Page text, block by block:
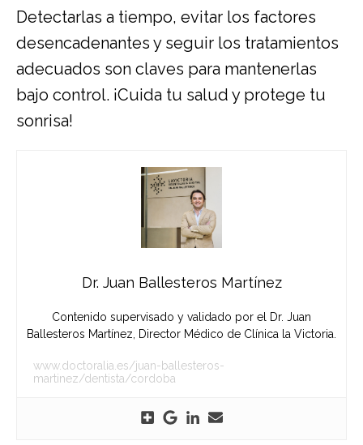
Detectarlas a tiempo, evitar los factores
desencadenantes y seguir los tratamientos
adecuados son claves para mantenerlas
bajo control. ¡Cuida tu salud y protege tu
sonrisa!
Dr. Juan Ballesteros Martínez
Contenido supervisado y validado por el Dr. Juan
Ballesteros Martínez, Director Médico de Clínica la Victoria.
www.doctoralia.es/juan-ballesteros-
martinez/dentista/cordoba